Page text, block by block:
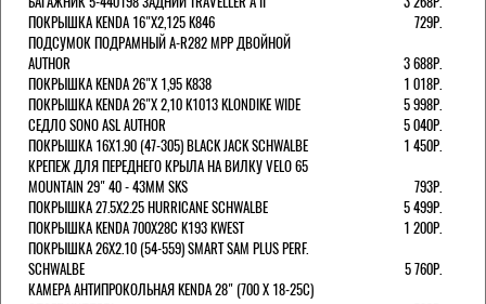
ПОКРЫШКА KENDA 16"Х2,125 K846
729Р.
ПОДСУМОК ПОДРАМНЫЙ A-R282 MPP ДВОЙНОЙ
AUTHOR
3 688Р.
ПОКРЫШКА KENDA 26"Х 1,95 K838
1 018Р.
ПОКРЫШКА KENDA 26"Х 2,10 K1013 KLONDIKE WIDE
5 998Р.
СЕДЛО SONO ASL AUTHOR
5 040Р.
ПОКРЫШКА 16X1.90 (47-305) BLACK JACK SCHWALBE
1 450Р.
КРЕПЕЖ ДЛЯ ПЕРЕДНЕГО КРЫЛА НА ВИЛКУ VELO 65
MOUNTAIN 29" 40 - 43ММ SKS
793Р.
ПОКРЫШКА 27.5X2.25 HURRICANE SCHWALBE
5 499Р.
ПОКРЫШКА KENDA 700Х28С K193 KWEST
1 200Р.
ПОКРЫШКА 26X2.10 (54-559) SMART SAM PLUS PERF.
SCHWALBE
5 760Р.
КАМЕРА АНТИПРОКОЛЬНАЯ KENDA 28" (700 Х 18-25C)